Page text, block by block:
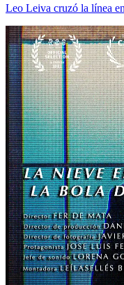
Leo Leiva cruzó la línea